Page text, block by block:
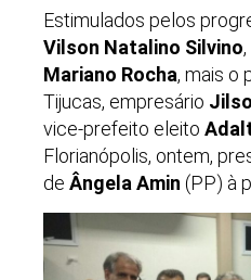
Estimulados pelos
Vilson Natalino Silvino
Mariano Rocha, mais o
Tijucas, empresário
vice-prefeito eleito
Florianópolis, ontem,
de Ângela Amin (PP) à